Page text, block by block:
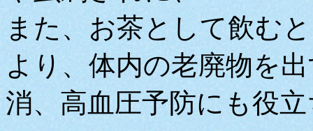
また、お茶として飲む
より、体内の老廃物を
消、高血圧予防にも役